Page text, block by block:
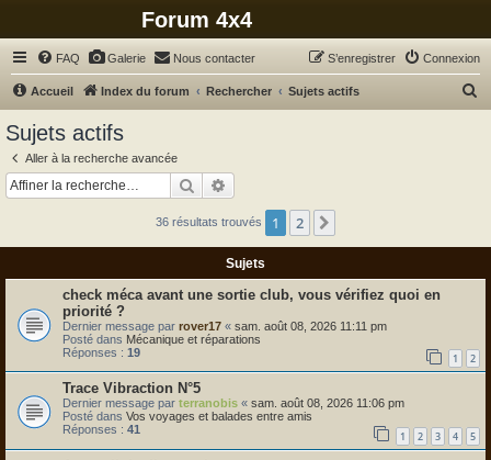
Forum 4x4
FAQ Galerie Nous contacter Connexion
S’enregistrer
Accueil Index du forum Rechercher Sujets actifs
c
Sujets actifs
Aller à la recherche avancée
Rechercher
36 résultats trouvés 1 2
Sujets
check méca avant une sortie club, vous vérifiez quoi en
priorité ?
Dernier message par rover17 « sam. août 08, 2026 11:11 pm
Posté dans Mécanique et réparations
Réponses : 19 1 2
Trace Vibraction N°5
Dernier message par terranobis « sam. août 08, 2026 11:06 pm
Posté dans Vos voyages et balades entre amis
Réponses : 41 1 2 3 4 5